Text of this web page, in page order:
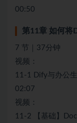
00:50
第11章 如何将
7 节｜37分钟
视频：
11-1 Dify与办公
02:07
视频：
11-2 【基础】